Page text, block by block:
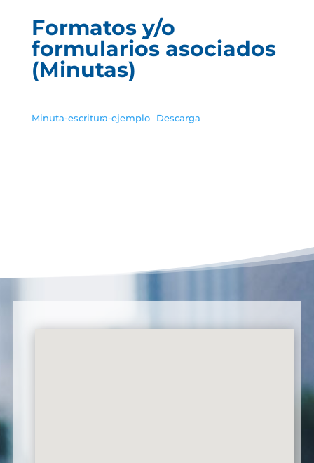
Formatos y/o
formularios asociados
(Minutas)
Minuta-escritura-ejemplo Descarga